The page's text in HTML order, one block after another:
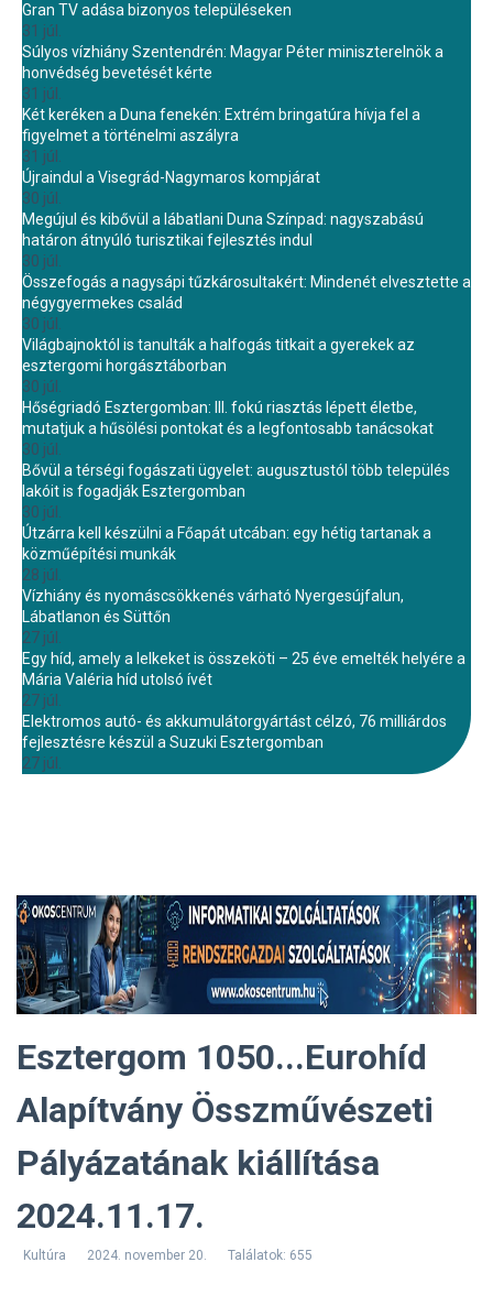
Gran TV adása bizonyos településeken
31 júl.
Súlyos vízhiány Szentendrén: Magyar Péter miniszterelnök a
honvédség bevetését kérte
31 júl.
Két keréken a Duna fenekén: Extrém bringatúra hívja fel a
figyelmet a történelmi aszályra
31 júl.
Újraindul a Visegrád-Nagymaros kompjárat
30 júl.
Megújul és kibővül a lábatlani Duna Színpad: nagyszabású
határon átnyúló turisztikai fejlesztés indul
30 júl.
Összefogás a nagysápi tűzkárosultakért: Mindenét elvesztette a
négygyermekes család
30 júl.
Világbajnoktól is tanulták a halfogás titkait a gyerekek az
esztergomi horgásztáborban
30 júl.
Hőségriadó Esztergomban: III. fokú riasztás lépett életbe,
mutatjuk a hűsölési pontokat és a legfontosabb tanácsokat
30 júl.
Bővül a térségi fogászati ügyelet: augusztustól több település
lakóit is fogadják Esztergomban
30 júl.
Útzárra kell készülni a Főapát utcában: egy hétig tartanak a
közműépítési munkák
28 júl.
Vízhiány és nyomáscsökkenés várható Nyergesújfalun,
Lábatlanon és Süttőn
27 júl.
Egy híd, amely a lelkeket is összeköti – 25 éve emelték helyére a
Mária Valéria híd utolsó ívét
27 júl.
Elektromos autó- és akkumulátorgyártást célzó, 76 milliárdos
fejlesztésre készül a Suzuki Esztergomban
27 júl.
Esztergom 1050...Eurohíd
Alapítvány Összművészeti
Pályázatának kiállítása
2024.11.17.
Kultúra 2024. november 20. Találatok: 655